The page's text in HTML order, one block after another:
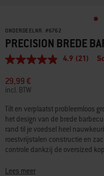
ONDERDEELNR. #6762
PRECISION BREDE
4.9
5
sterren,
gemiddelde
scorewaarde.
Read
21
Reviews.
Dezelfde
paginalink.
4.9 (21)
29,99 €
incl. BTW
Tilt en verplaatst probleemloos
het design van de brede
rand til je voedsel heel
roestvrijstalen constructie en
controle dankzij de oversized
Lees meer